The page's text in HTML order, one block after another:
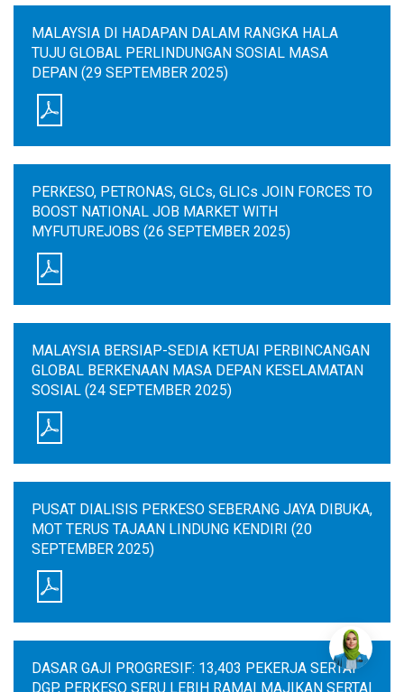
MALAYSIA DI HADAPAN DALAM RANGKA HALA
TUJU GLOBAL PERLINDUNGAN SOSIAL MASA
DEPAN (29 SEPTEMBER 2025)
PERKESO, PETRONAS, GLCs, GLICs JOIN FORCES TO
BOOST NATIONAL JOB MARKET WITH
MYFUTUREJOBS (26 SEPTEMBER 2025)
MALAYSIA BERSIAP-SEDIA KETUAI PERBINCANGAN
GLOBAL BERKENAAN MASA DEPAN KESELAMATAN
SOSIAL (24 SEPTEMBER 2025)
PUSAT DIALISIS PERKESO SEBERANG JAYA DIBUKA,
MOT TERUS TAJAAN LINDUNG KENDIRI (20
SEPTEMBER 2025)
DASAR GAJI PROGRESIF: 13,403 PEKERJA SERTAI
DGP, PERKESO SERU LEBIH RAMAI MAJIKAN SERTAI